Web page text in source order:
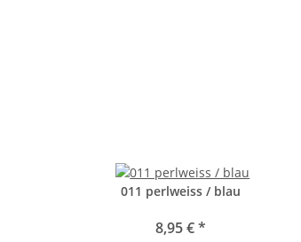
011 perlweiss / blau
8,95 €*